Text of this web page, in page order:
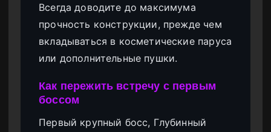
Всегда доводите до максимума
прочность конструкции, прежде чем
вкладываться в косметические паруса
или дополнительные пушки.
Как пережить встречу с первым
боссом
Первый крупный босс, Глубинный